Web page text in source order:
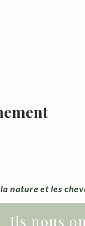
nature et les
Ils nous